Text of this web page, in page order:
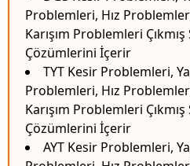
Problemleri, Hız
Karışım Problemleri
Çözümlerini İçerir
TYT Kesir Problemleri,
Problemleri, Hız
Karışım Problemleri
Çözümlerini İçerir
AYT Kesir Problemleri,